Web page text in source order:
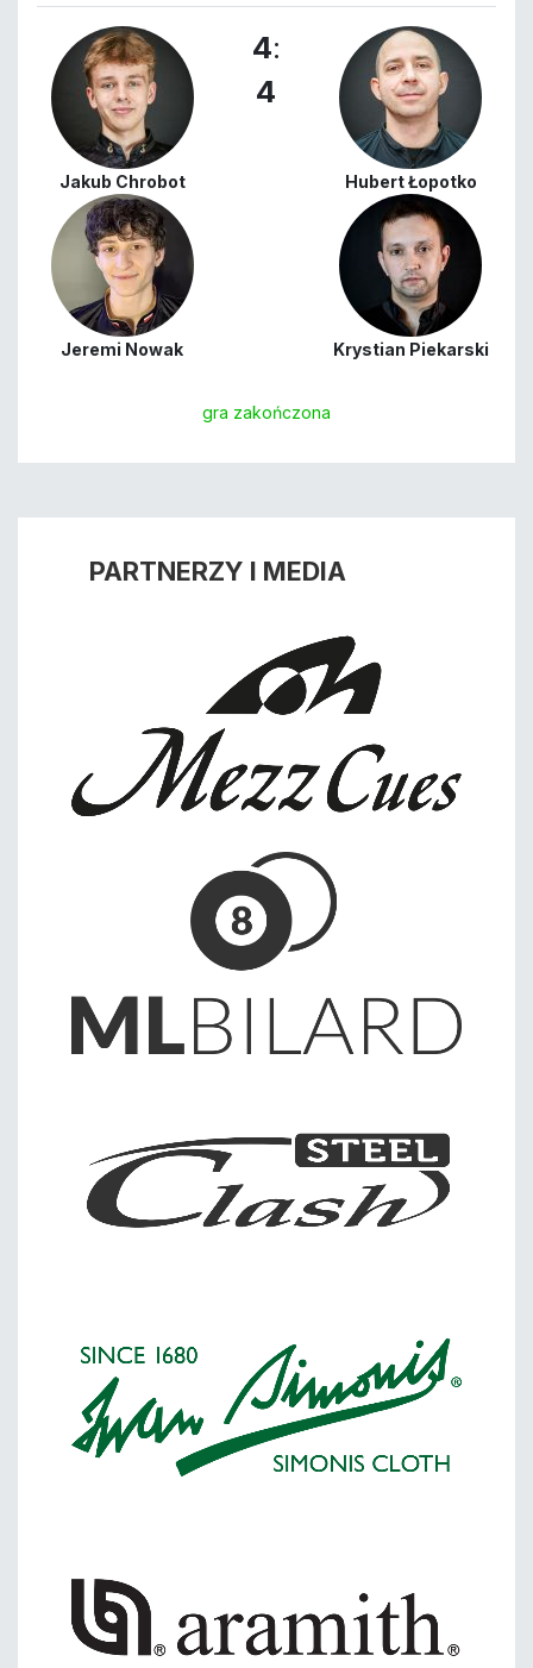
Jakub Chrobot
Jeremi Nowak
4:
4
Hubert Łopotko
Krystian Piekarski
gra zakończona
PARTNERZY I MEDIA